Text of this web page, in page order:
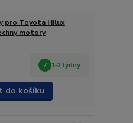
pro Toyota Hilux
motory
1-2 týdny
do košíku